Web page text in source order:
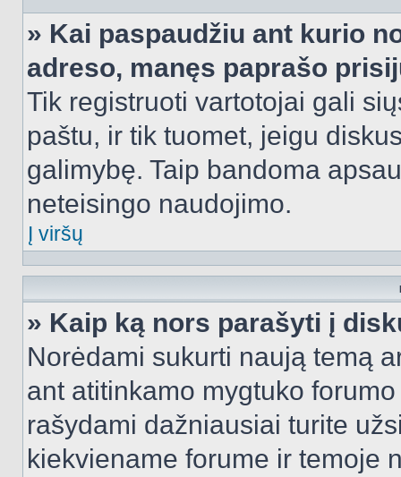
» Kai paspaudžiu ant kurio
adreso, manęs paprašo
Tik registruoti vartotojai gali
paštu, ir tik tuomet, jeigu
galimybę. Taip bandoma
neteisingo naudojimo.
Į viršų
» Kaip ką nors parašyti į
Norėdami sukurti naują temą
ant atitinkamo mygtuko
rašydami dažniausiai turite
kiekviename forume ir temoje